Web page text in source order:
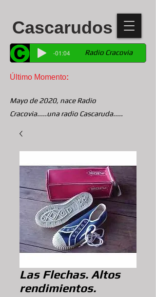
Cascarudos
-01:04 Radio Cracovia
Último Momento:
Mayo de 2020, nace Radio
Cracovia.....una radio Cascaruda.....
Las Flechas. Altos
rendimientos.